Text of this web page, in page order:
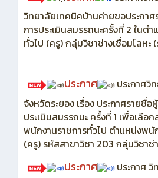
วิทยาลัยเทคนิคบ้านค่ายขอประกา
การประเมินสมรรถนะครั้งที่ 2 ในต
ทั่วไป (ครู) กลุ่มวิชาช่างเชื่อมโลหะ
ประกาศ
ประกาศวิ
จังหวัดระยอง เรื่อง ประกาศรายชื่อ
ประเมินสมรรถนะ ครั้งที่ 1 เพื่อเลือ
พนักงานราชการทั่วไป ตำแหน่งพนั
(ครู) รหัสสาขาวิชา 203 กลุ่มวิชาช่
ประกาศ
ประกาศ